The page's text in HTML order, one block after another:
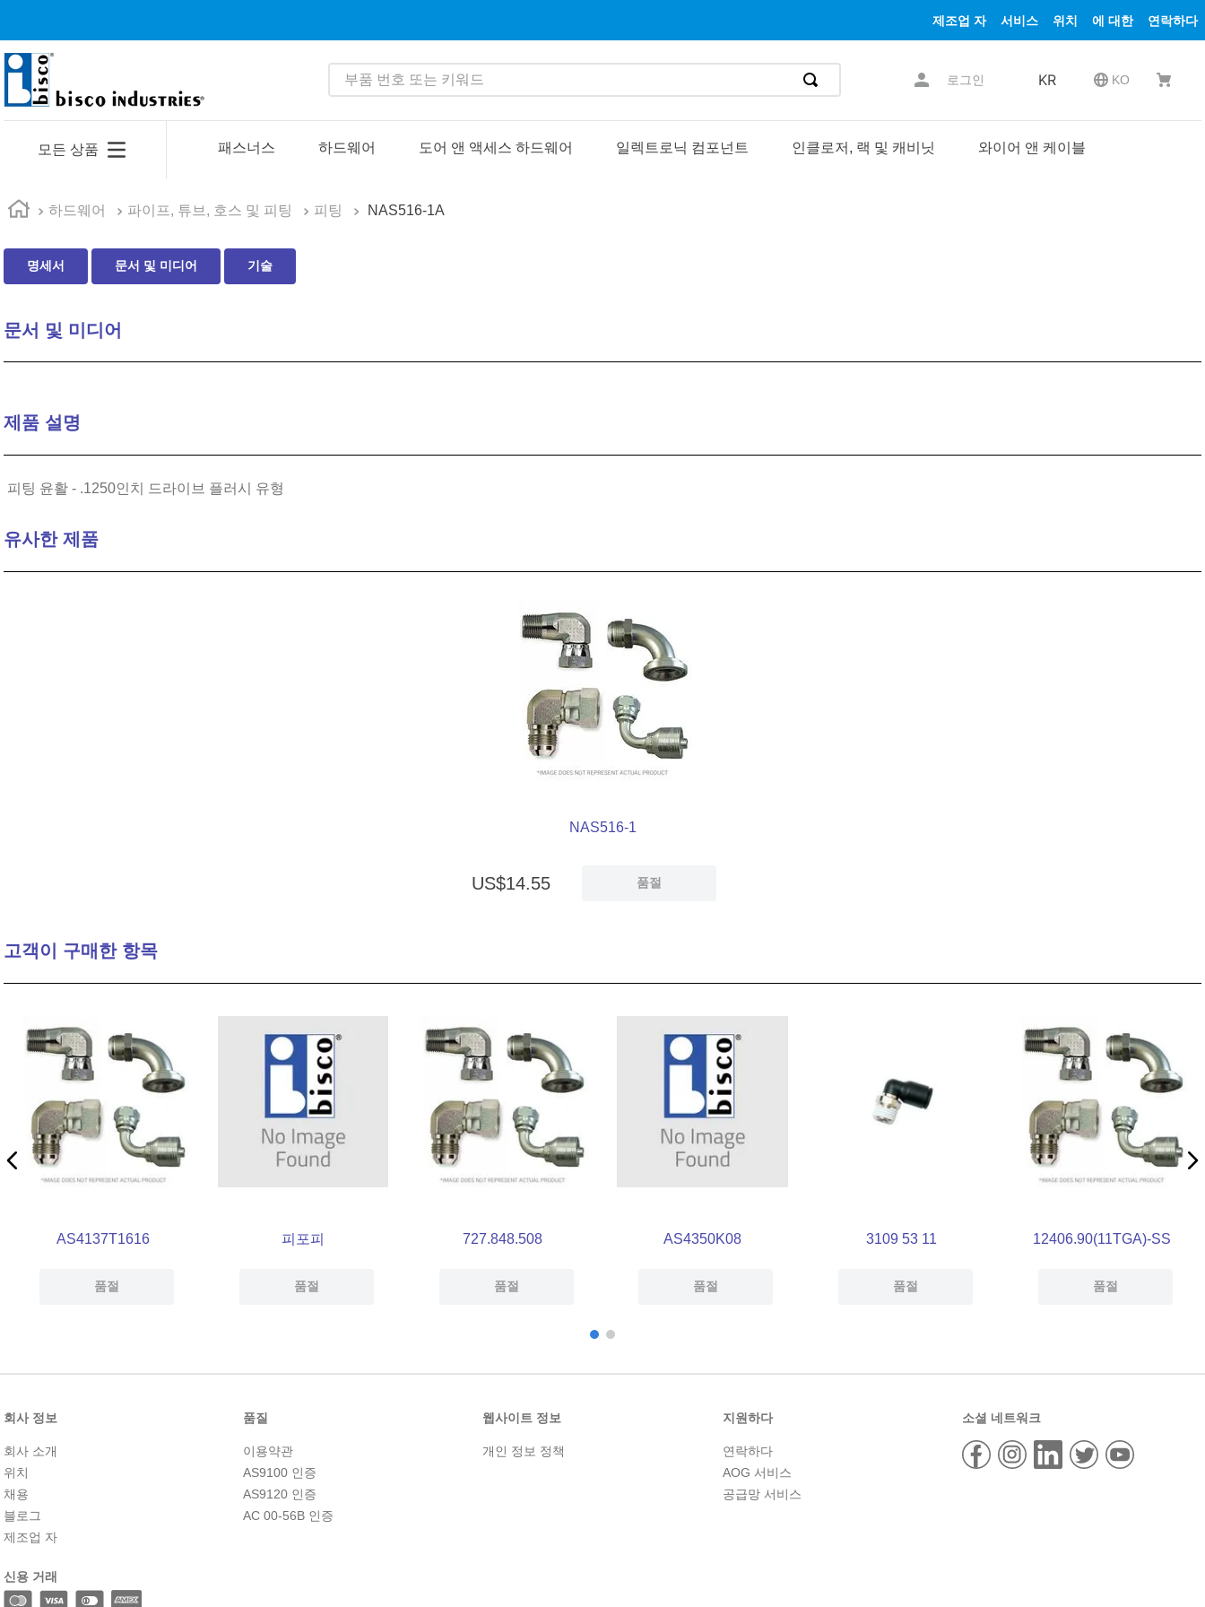
제조업 자 서비스 위치 에 대한 연락하다
부품 번호 또는 키워드
로그인 KR KO
모든 상품 패스너스 하드웨어 도어 앤 액세스 하드웨어 일렉트로닉 컴포넌트 인클로저, 랙 및 캐비닛 와이어 앤 케이블
하드웨어 파이프, 튜브, 호스 및 피팅 피팅 NAS516-1A
명세서 문서 및 미디어 기술
문서 및 미디어
제품 설명
피팅 윤활 - .1250인치 드라이브 플러시 유형
유사한 제품
NAS516-1
US$14.55 품절
고객이 구매한 항목
AS4137T1616
품절
피포피
품절
727.848.508
품절
AS4350K08
품절
3109 53 11
품절
12406.90(11TGA)-SS
품절
회사 정보
회사 소개
위치
채용
블로그
제조업 자
품질
이용약관
AS9100 인증
AS9120 인증
AC 00-56B 인증
웹사이트 정보
개인 정보 정책
지원하다
연락하다
AOG 서비스
공급망 서비스
소셜 네트워크
신용 거래
1 .
m81934
3 .
35110
5.
8.
16 10